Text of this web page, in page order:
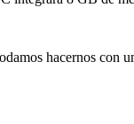
hacernos con